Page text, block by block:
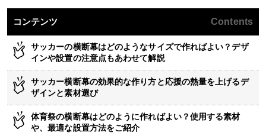
コンテンツ Contents
サッカーの横断幕はどのようなサイズで作ればよい？デザ
インや設置の注意点もあわせて解説
サッカー横断幕の効果的な作り方と応援の熱量を上げるデ
ザインと素材選び
体育祭の横断幕はどのように作ればよい？使用する素材
や、最適な設置方法をご紹介